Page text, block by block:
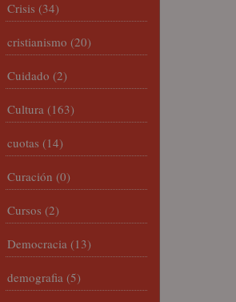
Crisis (34)
cristianismo (20)
Cuidado (2)
Cultura (163)
cuotas (14)
Curación (0)
Cursos (2)
Democracia (13)
demografia (5)